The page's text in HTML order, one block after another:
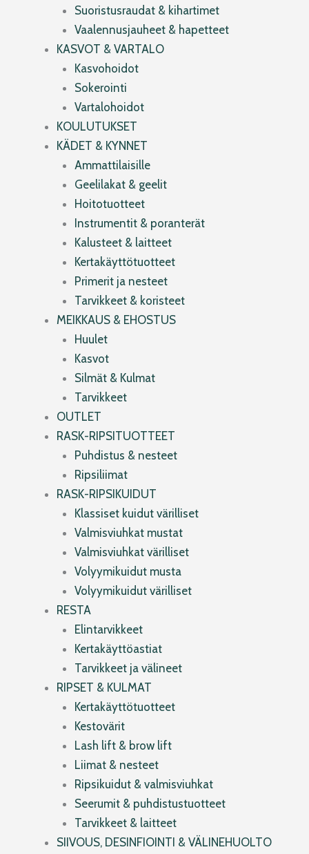
Suoristusraudat & kihartimet
Vaalennusjauheet & hapetteet
KASVOT & VARTALO
Kasvohoidot
Sokerointi
Vartalohoidot
KOULUTUKSET
KÄDET & KYNNET
Ammattilaisille
Geelilakat & geelit
Hoitotuotteet
Instrumentit & poranterät
Kalusteet & laitteet
Kertakäyttötuotteet
Primerit ja nesteet
Tarvikkeet & koristeet
MEIKKAUS & EHOSTUS
Huulet
Kasvot
Silmät & Kulmat
Tarvikkeet
OUTLET
RASK-RIPSITUOTTEET
Puhdistus & nesteet
Ripsiliimat
RASK-RIPSIKUIDUT
Klassiset kuidut värilliset
Valmisviuhkat mustat
Valmisviuhkat värilliset
Volyymikuidut musta
Volyymikuidut värilliset
RESTA
Elintarvikkeet
Kertakäyttöastiat
Tarvikkeet ja välineet
RIPSET & KULMAT
Kertakäyttötuotteet
Kestovärit
Lash lift & brow lift
Liimat & nesteet
Ripsikuidut & valmisviuhkat
Seerumit & puhdistustuotteet
Tarvikkeet & laitteet
SIIVOUS, DESINFIOINTI & VÄLINEHUOLTO